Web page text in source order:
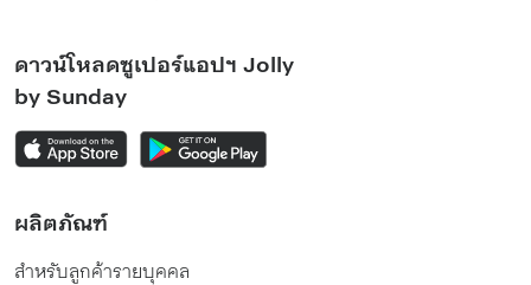
ดาวน์โหลดซูเปอร์แอปฯ Jolly
by Sunday
ผลิตภัณฑ์
สำหรับลูกค้ารายบุคคล